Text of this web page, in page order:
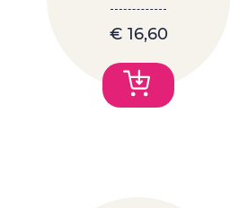
€ 16,60